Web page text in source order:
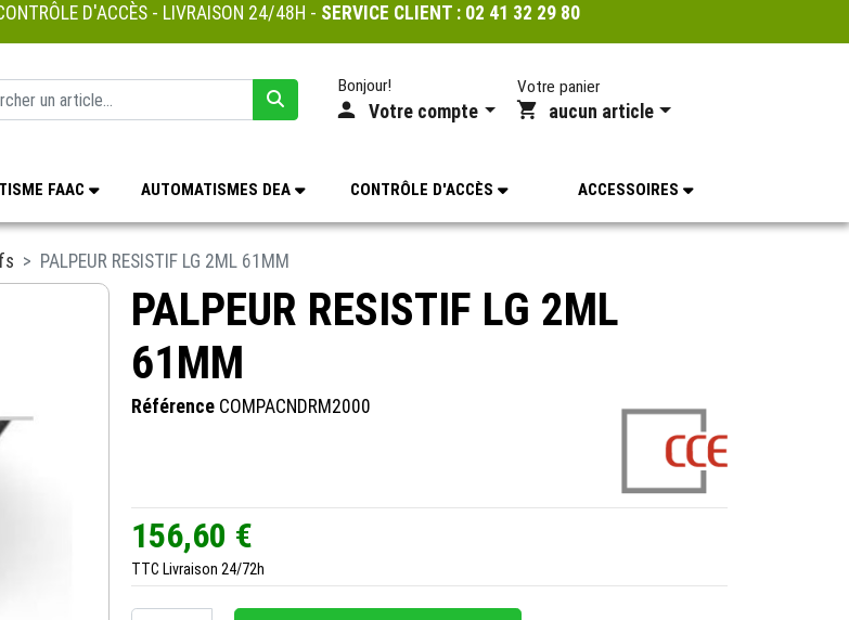
D'ACCÈS - LIVRAISON 24/48H - SERVICE CLIENT : 02 41 32 29 80
Bonjour!
Votre compte
Votre panier
aucun article
FAAC AUTOMATISMES DEA CONTRÔLE D'ACCÈS ACCESSOIRES
PALPEUR RESISTIF LG 2ML 61MM
PALPEUR RESISTIF LG 2ML
61MM
Référence COMPACNDRM2000
156,60 €
TTC Livraison 24/72h